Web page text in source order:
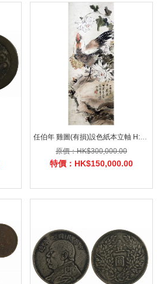
任伯年 雞圖(有損)設色紙本立軸 H:88x33cm
原價：HK$300,000.00
特價：HK$150,000.00